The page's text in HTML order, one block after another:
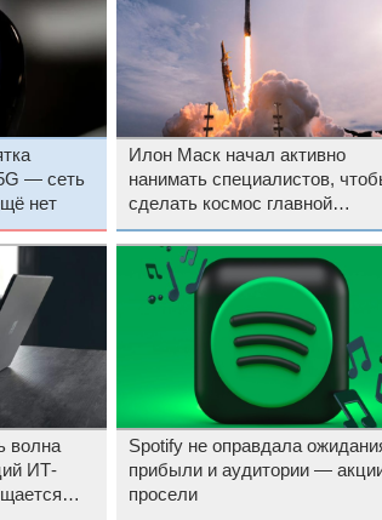
— сеть
нет
Илон Маск начал активно
нанимать специалистов,
сделать космос главной
площадкой для ИИ-
волна
ИТ-
Spotify не оправдала
прибыли и аудитории —
просели